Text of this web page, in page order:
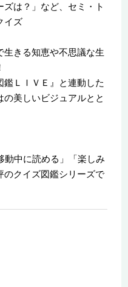
は？」など、セミ・ト
イズ
生きる知恵や不思議な生
鑑ＬＩＶＥ』と連動した
美しいビジュアルとと
動中に読める」「楽しみ
のクイズ図鑑シリーズで